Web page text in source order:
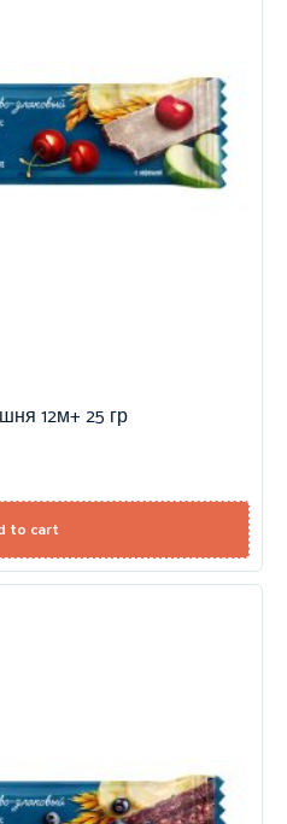
12м+ 25 гр
to cart